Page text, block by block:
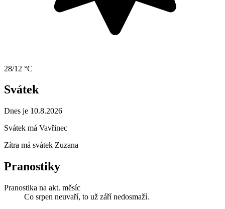
28/12 °C
Svátek
Dnes je 10.8.2026
Svátek má Vavřinec
Zítra má svátek Zuzana
Pranostiky
Pranostika na akt. měsíc
Co srpen neuvaří, to už září nedosmaží.